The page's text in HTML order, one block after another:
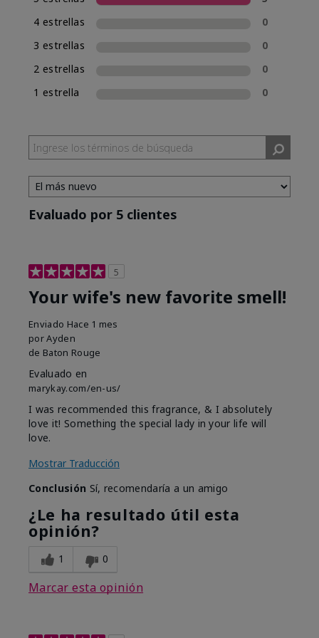
consistente, Mary Kay incluirá la clasificación
de fragancia en el nombre de las nuevas
clasificada como Eau de Parfum (EDP), lo cual se
incluye en su nombre.
4 estrellas
0
3 estrellas
0
2 estrellas
0
1 estrella
0
Evaluado por 5 clientes
5
Your wife's new favorite smell!
Enviado Hace 1 mes
porAyden
de Baton Rouge
Evaluado en
marykay.com/en-us/
I was recommended this fragrance, & I absolutely
love it! Something the special lady in your life will
love.
Mostrar Traducción
Conclusión Sí, recomendaría a un amigo
¿Le ha resultado útil esta
opinión?
1 0
Marcar esta opinión